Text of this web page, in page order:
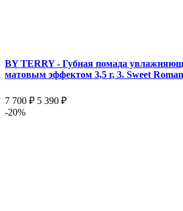
BY TERRY - Губная помада
матовым эффектом 3,5 г, 3. Sweet
7 700 ₽ 5 390 ₽
-20%